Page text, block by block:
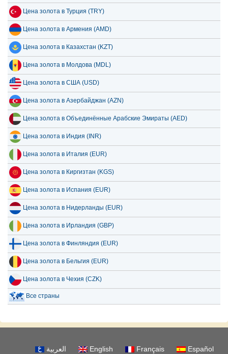
Цена золота в Турция (TRY)
Цена золота в Армения (AMD)
Цена золота в Казахстан (KZT)
Цена золота в Молдова (MDL)
Цена золота в США (USD)
Цена золота в Азербайджан (AZN)
Цена золота в Объединённые Арабские Эмираты (AED)
Цена золота в Индия (INR)
Цена золота в Италия (EUR)
Цена золота в Киргизтан (KGS)
Цена золота в Испания (EUR)
Цена золота в Нидерланды (EUR)
Цена золота в Ирландия (GBP)
Цена золота в Финляндия (EUR)
Цена золота в Бельгия (EUR)
Цена золота в Чехия (CZK)
Все страны
العربية English Français Español